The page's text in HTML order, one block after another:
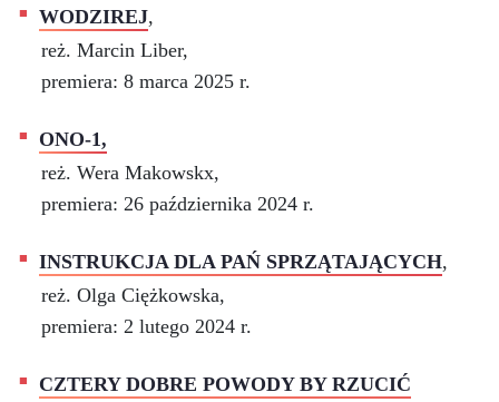
WODZIREJ,
reż. Marcin Liber,
premiera: 8 marca 2025 r.
ONO-1,
reż. Wera Makowskx,
premiera: 26 października 2024 r.
INSTRUKCJA DLA PAŃ SPRZĄTAJĄCYCH,
reż. Olga Ciężkowska,
premiera: 2 lutego 2024 r.
CZTERY DOBRE POWODY BY RZUCIĆ